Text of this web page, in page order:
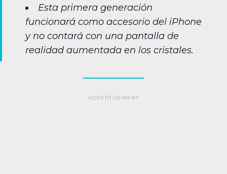
Esta primera generación
funcionará como accesorio del iPhone
y no contará con una pantalla de
realidad aumentada en los cristales.